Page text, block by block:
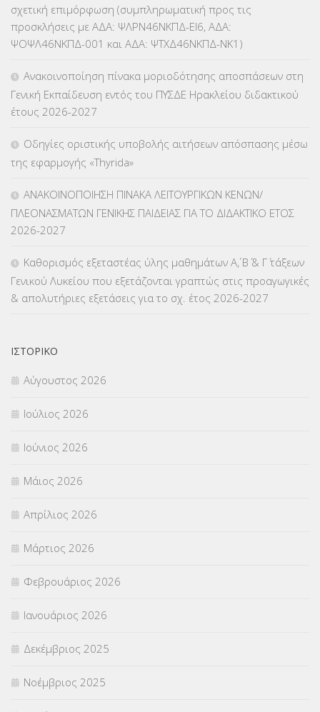
ΚΕΣΥ (60)
ΚΕΣΥΠ(109)
ΚΠγ – ΚΡΑΤΙΚΟ ΠΙΣΤΟΠΟΙΗΤΙΚΟ ΓΛΩΣΣΟΜΑΘΕΙΑΣ(135)
ΚΠπ- ΚΡΑΤΙΚΟ ΠΙΣΤΟΠΟΙΗΤΙΚΟ ΠΛΗΡΟΦΟΡΙΚΗΣ
ΛΟΙΠΑ(309)
ΜΕΤΑΘΕΣΕΙΣ-ΤΟΠΟΘΕΤΗΣΕΙΣ ΒΕΛΤΙΩΣΕΙΣ(319)
ΜΕΤΑΦΟΡΑ ΜΑΘΗΤΩΝ(3)
ΟΙΚΟΝΟΜΙΚΑ ΘΕΜΑΤΑ
Π.Ε.Κ. ΗΡΑΚΛΕΙΟΥ
ΠΑΝΕΛΛΑΔΙΚΕΣ ΕΞΕΤΑΣΕΙΣ
ΠΡΟΚΗΡΥΞΕΙΣ
ΣΕΜΙΝΑΡΙΑ – ΗΜΕΡΙΔΕΣ
ΣΕΠ(50)
ΣΤΕΛΕΧΗ (360)
ΣΥΜΒΟΥΛΕΥΤΙΚΟΣ ΣΤΑΘΜΟΣ ΝΕΩΝ
ΣΥΝΤΑΞΕΙΣ(12)
ΣΧΟΛΙΚΟΙ ΣΥΜΒΟΥΛΟΙ
ΥΠΕΡΑΡΙΘΜΟΙ(1)
σχετική επιμόρφωση (συμπληρωματική προς τις
προσκλήσεις με ΑΔΑ: ΨΛΡΝ46ΝΚΠΔ-ΕΙ6, ΑΔΑ:
ΨΟΨΛ46ΝΚΠΔ-001 και ΑΔΑ: ΨΤΧΔ46ΝΚΠΔ-ΝΚ1)
Ανακοινοποίηση πίνακα μοριοδότησης αποσπάσεων στη
Γενική Εκπαίδευση εντός του ΠΥΣΔΕ Ηρακλείου διδακτικού
έτους 2026-2027
Οδηγίες οριστικής υποβολής αιτήσεων απόσπασης μέσω
της εφαρμογής «Thyrida»
ΑΝΑΚΟΙΝΟΠΟΙΗΣΗ ΠΙΝΑΚΑ ΛΕΙΤΟΥΡΓΙΚΩΝ ΚΕΝΩΝ/
ΠΛΕΟΝΑΣΜΑΤΩΝ ΓΕΝΙΚΗΣ ΠΑΙΔΕΙΑΣ ΓΙΑ ΤΟ ΔΙΔΑΚΤΙΚΟ ΕΤΟΣ
2026-2027
Καθορισμός εξεταστέας ύλης μαθημάτων Α΄, Β΄ & Γ΄ τάξεων
Γενικού Λυκείου που εξετάζονται γραπτώς στις προαγωγικές
& απολυτήριες εξετάσεις για το σχ. έτος 2026-2027
ΙΣΤΟΡΙΚΌ
Αύγουστος 2026
Ιούλιος 2026
Ιούνιος 2026
Μάιος 2026
Απρίλιος 2026
Μάρτιος 2026
Φεβρουάριος 2026
Ιανουάριος 2026
Δεκέμβριος 2025
Νοέμβριος 2025